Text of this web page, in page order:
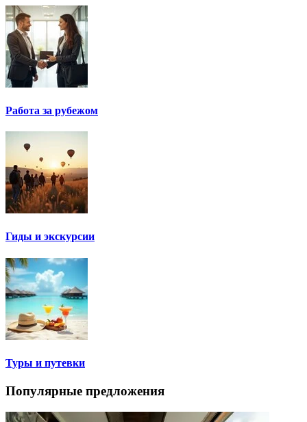
Работа за рубежом
Гиды и экскурсии
Туры и путевки
Популярные предложения